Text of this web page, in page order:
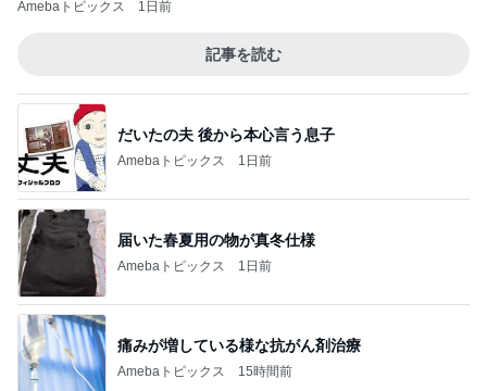
Amebaトピックス 1日前
記事を読む
だいたの夫 後から本心言う息子
Amebaトピックス 1日前
届いた春夏用の物が真冬仕様
Amebaトピックス 1日前
痛みが増している様な抗がん剤治療
Amebaトピックス 15時間前